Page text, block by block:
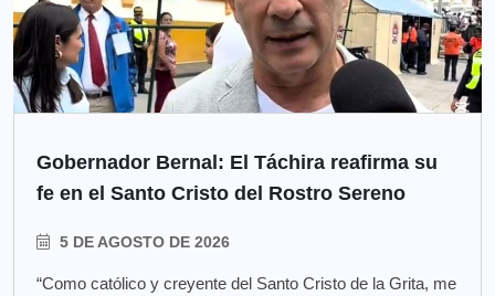
Gobernador Bernal: El Táchira reafirma su
fe en el Santo Cristo del Rostro Sereno
5 DE AGOSTO DE 2026
“Como católico y creyente del Santo Cristo de la Grita, me